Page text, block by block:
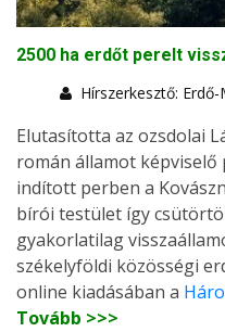
2500 ha erdőt perelt
Hírszerkesztő:
Elutasította az ozsdolai
román államot
indított perben a
bírói testület így
gyakorlatilag
székelyföldi közösségi
online kiadásában a
Tovább >>>